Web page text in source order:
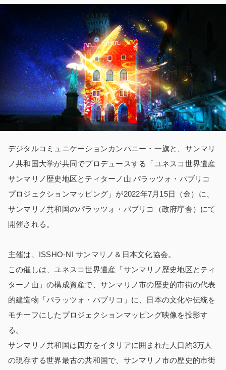
デジタルコミュニケーションカンパニー ・ 一旗と、サンマリ
ノ共和国大学が共同でプロデュースする「ユネスコ世界遺産
サンマリノ歴史地区とティターノ山 パラッツォ・パブリコ
プロジェクションマッピング」が2022年7月15日（金）に、
サンマリノ共和国のパラッツォ・パブリコ（政府庁舎）にて
開催される。
主催は、ISSHO-NI サンマリノ＆日本文化協会。
この催しは、ユネスコ世界遺産「サンマリノ歴史地区とティ
ターノ山」の構成資産で、サンマリノ市の歴史的市街の代表
的建造物「パラッツォ・パブリコ」に、日本の文化や伝統を
モチーフにしたプロジェクションマッピング映像を投影す
る。
サンマリノ共和国は四方をイタリアに囲まれた人口約3万人
の現存する世界最古の共和国で、サンマリノ市の歴史的市街